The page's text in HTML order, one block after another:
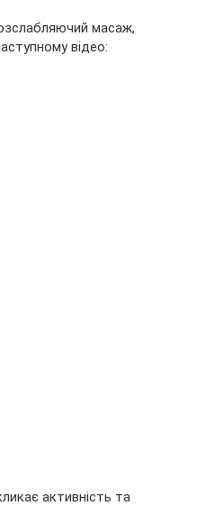
масаж,
відео:
активність та